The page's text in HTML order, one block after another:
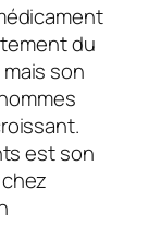
du
son
est son